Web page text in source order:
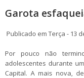
Garota
Publicado em Terça - 13
Por pouco não
adolescentes durante
Capital. A mais nova,